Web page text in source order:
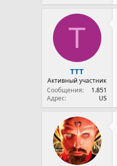
T
TTT
Активный участник
Сообщения
1.851
Адрес
US